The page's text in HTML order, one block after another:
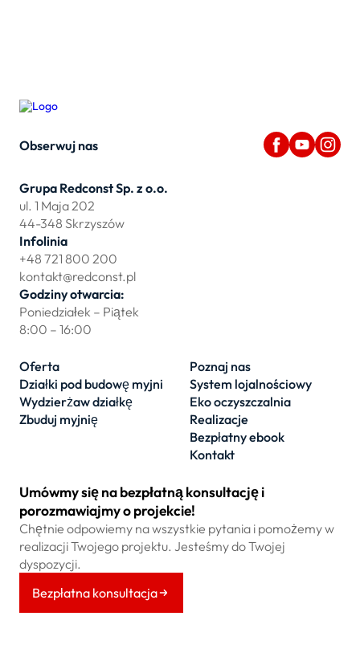
Obserwuj nas
Grupa Redconst Sp. z o.o.
ul. 1 Maja 202
44-348 Skrzyszów
Infolinia
+48 721 800 200
kontakt@redconst.pl
Godziny otwarcia:
Poniedziałek – Piątek
8:00 – 16:00
Oferta
Działki pod budowę myjni
Wydzierżaw działkę
Zbuduj myjnię
Poznaj nas
System lojalnościowy
Eko oczyszczalnia
Realizacje
Bezpłatny ebook
Kontakt
Umówmy się na bezpłatną konsultację i
porozmawiajmy o projekcie!
Chętnie odpowiemy na wszystkie pytania i pomożemy w
realizacji Twojego projektu. Jesteśmy do Twojej
dyspozycji.
Bezpłatna konsultacja